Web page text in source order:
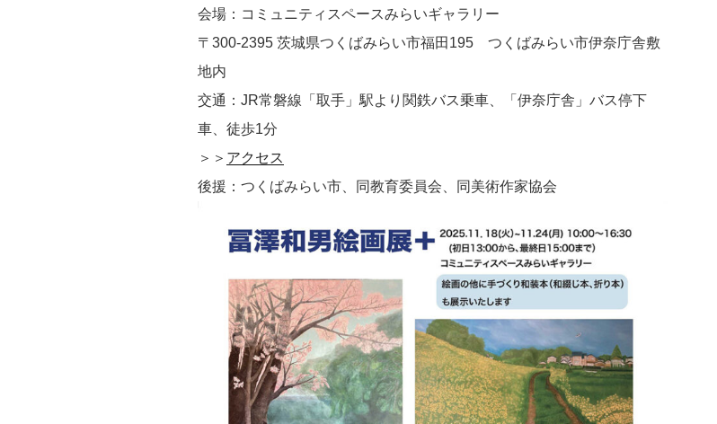
会場：コミュニティスペースみらいギャラリー
〒300-2395 茨城県つくばみらい市福田195 つくばみらい市伊奈庁舎敷
地内
交通：JR常磐線「取手」駅より関鉄バス乗車、「伊奈庁舎」バス停下
車、徒歩1分
＞＞ アクセス
後援：つくばみらい市、同教育委員会、同美術作家協会